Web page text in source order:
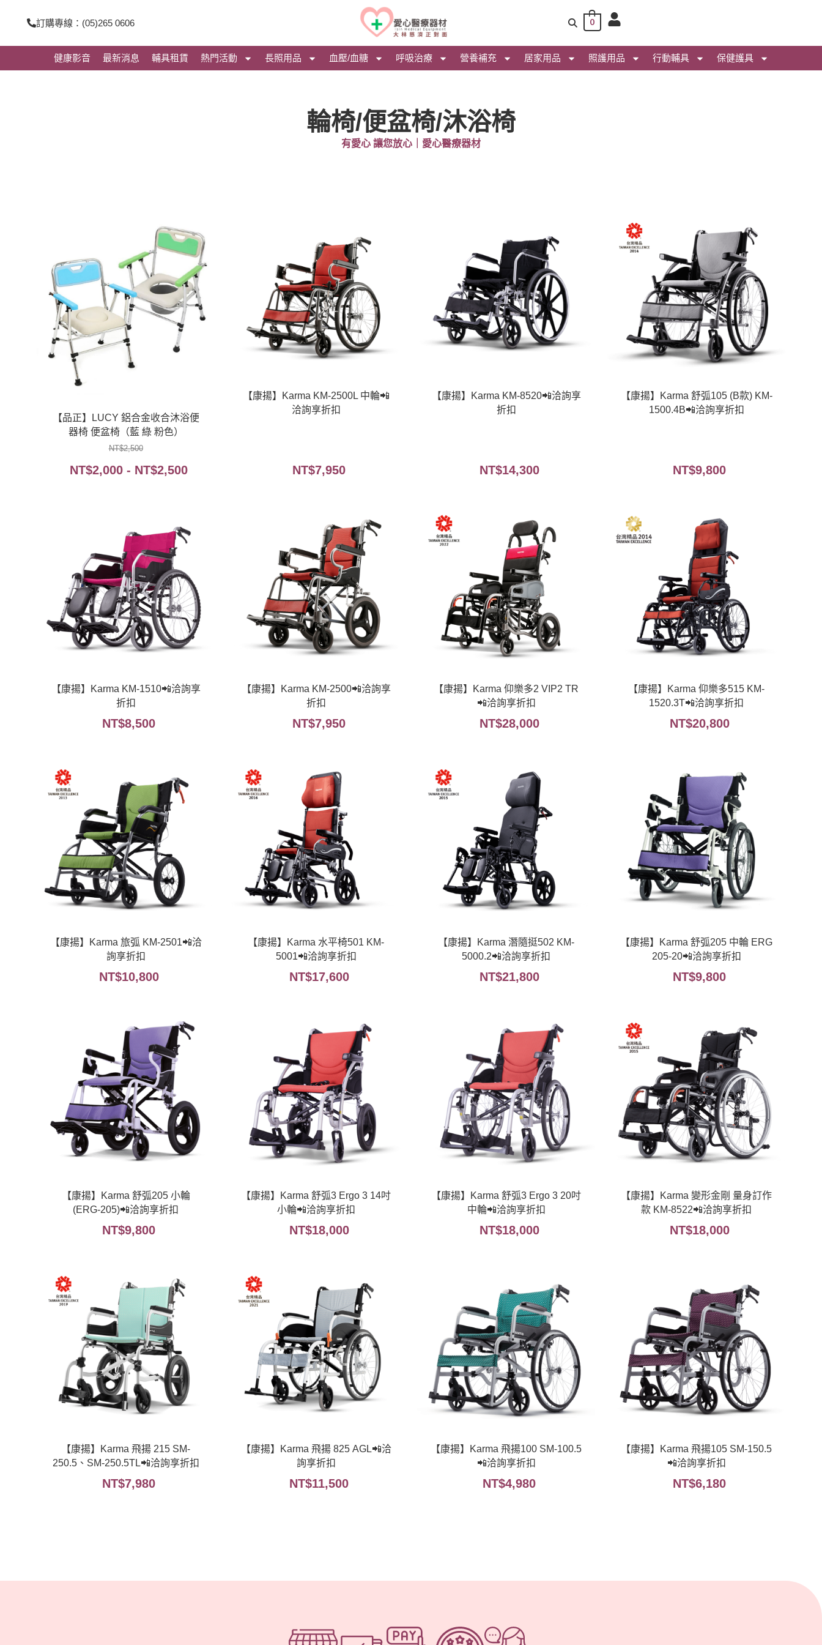
主
訂購專線：(05)265 0606 0
健康影音 最新消息 輔具租賃 熱門活動 長照用品 血壓/血糖 呼吸治療 營養補充 居家用品 照護用品 行動輔具 保健護具
輪椅/便盆椅/沐浴椅
有愛心 讓您放心｜愛心醫療器材
【品正】LUCY 鋁合金收合沐浴便
器椅 便盆椅（藍 綠 粉色）
NT$2,500
NT$2,000 - NT$2,500
【康揚】Karma KM-2500L 中輪📲
洽詢享折扣
NT$7,950
【康揚】Karma KM-8520📲洽詢享
折扣
NT$14,300
【康揚】Karma 舒弧105 (B款) KM-
1500.4B📲洽詢享折扣
NT$9,800
【康揚】Karma KM-1510📲洽詢享
折扣
NT$8,500
【康揚】Karma KM-2500📲洽詢享
折扣
NT$7,950
【康揚】Karma 仰樂多2 VIP2 TR
📲洽詢享折扣
NT$28,000
【康揚】Karma 仰樂多515 KM-
1520.3T📲洽詢享折扣
NT$20,800
【康揚】Karma 旅弧 KM-2501📲洽
詢享折扣
NT$10,800
【康揚】Karma 水平椅501 KM-
5001📲洽詢享折扣
NT$17,600
【康揚】Karma 潛隨挺502 KM-
5000.2📲洽詢享折扣
NT$21,800
【康揚】Karma 舒弧205 中輪 ERG
205-20📲洽詢享折扣
NT$9,800
【康揚】Karma 舒弧205 小輪
(ERG-205)📲洽詢享折扣
NT$9,800
【康揚】Karma 舒弧3 Ergo 3 14吋
小輪📲洽詢享折扣
NT$18,000
【康揚】Karma 舒弧3 Ergo 3 20吋
中輪📲洽詢享折扣
NT$18,000
【康揚】Karma 變形金剛 量身訂作
款 KM-8522📲洽詢享折扣
NT$18,000
【康揚】Karma 飛揚 215 SM-
250.5、SM-250.5TL📲洽詢享折扣
NT$7,980
【康揚】Karma 飛揚 825 AGL📲洽
詢享折扣
NT$11,500
【康揚】Karma 飛揚100 SM-100.5
📲洽詢享折扣
NT$4,980
【康揚】Karma 飛揚105 SM-150.5
📲洽詢享折扣
NT$6,180